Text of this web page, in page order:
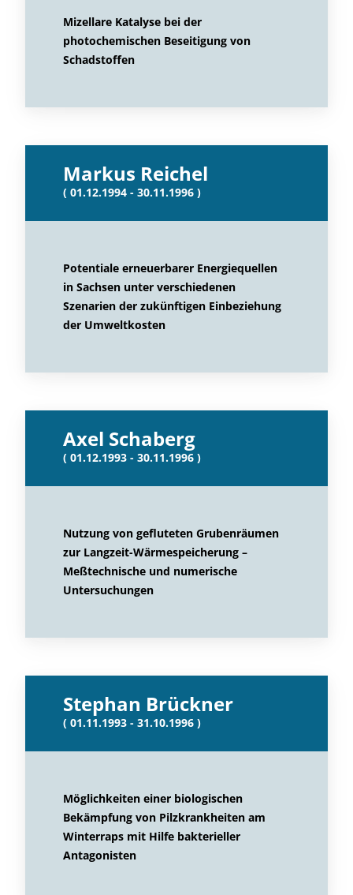
Mizellare Katalyse bei der
photochemischen Beseitigung von
Schadstoffen
Markus Reichel
( 01.12.1994 - 30.11.1996 )
Potentiale erneuerbarer Energiequellen
in Sachsen unter verschiedenen
Szenarien der zukünftigen Einbeziehung
der Umweltkosten
Axel Schaberg
( 01.12.1993 - 30.11.1996 )
Nutzung von gefluteten Grubenräumen
zur Langzeit-Wärmespeicherung –
Meßtechnische und numerische
Untersuchungen
Stephan Brückner
( 01.11.1993 - 31.10.1996 )
Möglichkeiten einer biologischen
Bekämpfung von Pilzkrankheiten am
Winterraps mit Hilfe bakterieller
Antagonisten